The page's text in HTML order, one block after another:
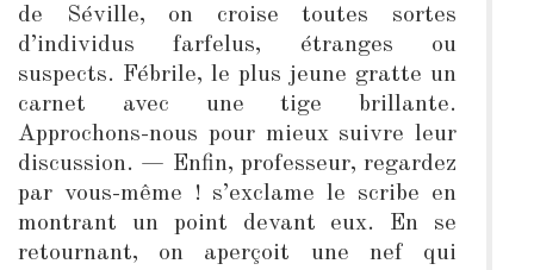
de Séville, on croise toutes sortes
d’individus farfelus, étranges ou
suspects. Fébrile, le plus jeune gratte un
carnet avec une tige brillante.
Approchons-nous pour mieux suivre leur
discussion. — Enfin, professeur, regardez
par vous-même ! s’exclame le scribe en
montrant un point devant eux. En se
retournant, on aperçoit une nef qui